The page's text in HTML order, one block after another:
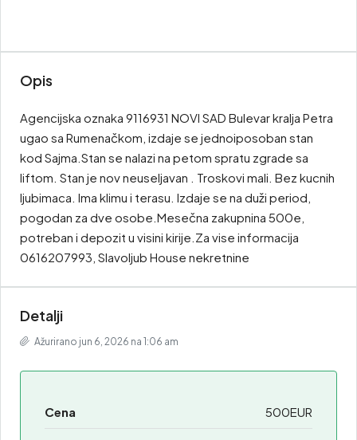
Opis
Agencijska oznaka 9116931 NOVI SAD Bulevar kralja Petra
ugao sa Rumenačkom, izdaje se jednoiposoban stan
kod Sajma.Stan se nalazi na petom spratu zgrade sa
liftom. Stan je nov neuseljavan . Troskovi mali. Bez kucnih
ljubimaca. Ima klimu i terasu. Izdaje se na duži period,
pogodan za dve osobe.Mesečna zakupnina 500e,
potreban i depozit u visini kirije.Za vise informacija
0616207993, Slavoljub House nekretnine
Detalji
Ažurirano jun 6, 2026 na 1:06 am
Cena 500EUR